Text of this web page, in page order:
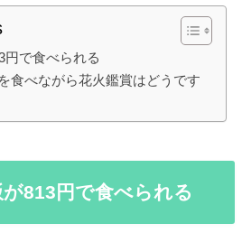
円で食べられる
食べながら花火鑑賞はどうです
813円で食べられる